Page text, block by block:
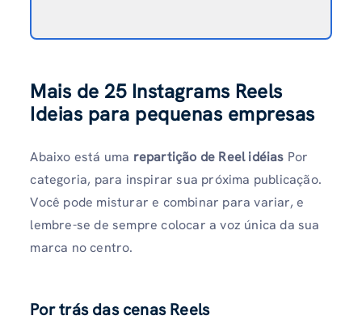
Mais de 25 Instagrams Reels
Ideias para pequenas empresas
Abaixo está uma repartição de Reel idéias Por
categoria, para inspirar sua próxima publicação.
Você pode misturar e combinar para variar, e
lembre-se de sempre colocar a voz única da sua
marca no centro.
Por trás das cenas Reels